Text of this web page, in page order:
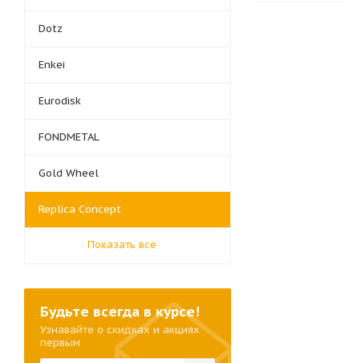
Dotz
Enkei
Eurodisk
FONDMETAL
Gold Wheel
Replica Concept
Показать все
Будьте всегда в курсе!
Узнавайте о скидках и акциях
первым